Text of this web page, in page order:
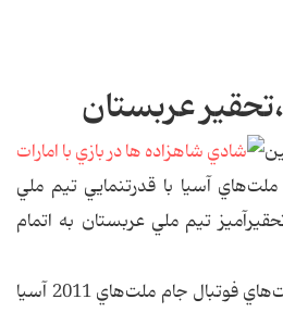
عربستان
آسيا با قدرتنمايي تيم ملي
تيم ملي عربستان به اتمام
در پايان مرحله گروهي رقابت‌هاي فوتبال جام ملت‌هاي 2011 آسيا